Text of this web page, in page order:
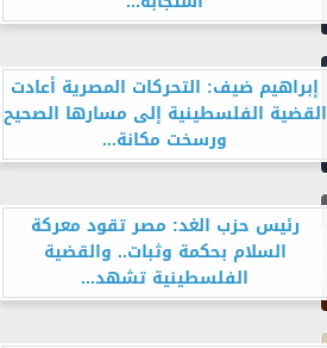
إبراهيم ضيف: التحركات المصرية أعادت
القضية الفلسطينية إلى مسارها الصحيح
ورسخت مكانة...
رئيس حزب الغد: مصر تقود معركة
السلام بحكمة وثبات.. والقضية
الفلسطينية تشهد...